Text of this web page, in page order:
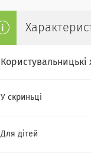
Користувальницькі
У скриньці
Для дітей